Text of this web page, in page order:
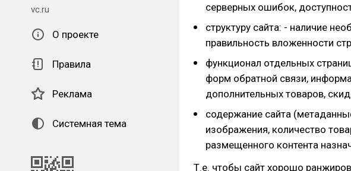
vc.ru
О проекте
Правила
Реклама
Системная тема
серверных ошибок,
структуру сайта: - наличие
правильность вложенности
функционал отдельных
форм обратной связи,
дополнительных товаров,
содержание сайта
изображения, количество
размещенного контента
Т.е. чтобы сайт хорошо